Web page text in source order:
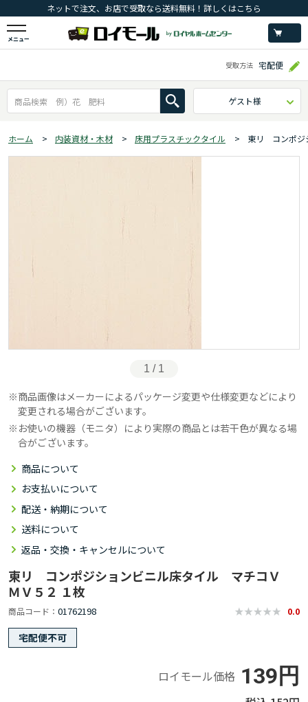
ネットで注文、お店で受取なら送料無料！詳しくはこちら
メニュー
受取方法 宅配便
ゲスト様
ホーム > 内装資材・木材 > 床用プラスチックタイル > 東リ コンポジ
1 / 1
商品画像はメーカーによるパッケージ変更や仕様変更などにより
変更される場合がございます。
お使いの機器（モニタ）により実際の商品とは若干色が異なる場
合がございます。
商品について
お支払いについて
配送・納期について
送料について
返品・交換・キャンセルについて
東リ コンポジションビニル床タイル マチコＶ
ＭＶ５２ １枚
商品コード 01762198 0.0
宅配便不可
ロイモール価格 139円